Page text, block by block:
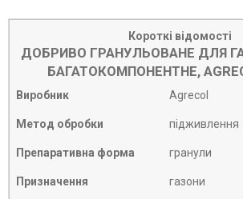
Короткі відомості
ДОБРИВО ГРАНУЛЬОВАНЕ ДЛЯ
БАГАТОКОМПОНЕНТНЕ,
Виробник Agrecol
Метод обробки підживлення
Препаративна форма гранули
Призначення газони